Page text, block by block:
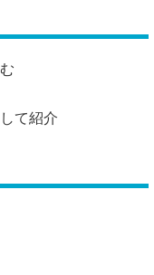
て紹介